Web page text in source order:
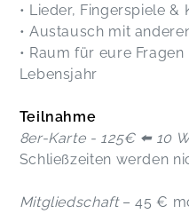
• Lieder, Fingerspiele &
• Austausch mit
• Raum für eure
Lebensjahr
Teilnahme
8er-Karte - 125€ ⬅️ 10
Schließzeiten werden
Mitgliedschaft– 45 €